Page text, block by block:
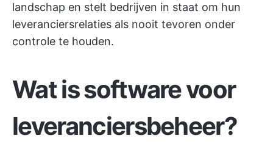
landschap en stelt bedrijven in staat om hun
leveranciersrelaties als nooit tevoren onder
controle te houden.
Wat is software voor
leveranciersbeheer?